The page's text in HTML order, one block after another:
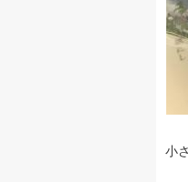
小